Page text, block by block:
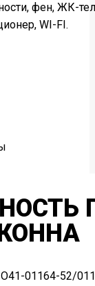
фен, ЖК-
WI-FI.
01164-52/